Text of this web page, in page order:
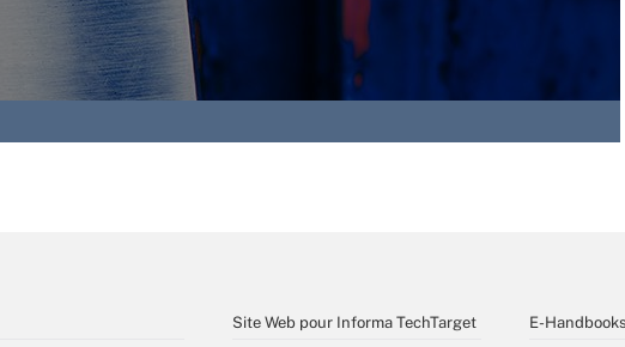
Site Web pour Informa TechTarget E-Handbooks